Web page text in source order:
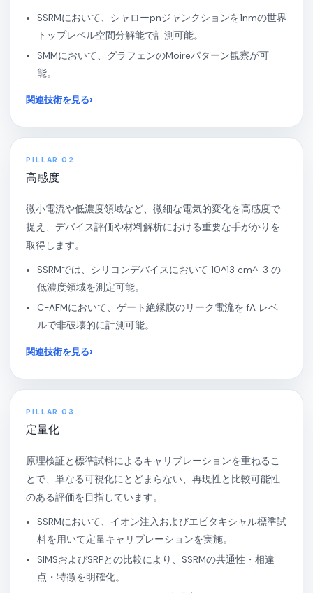
SSRMにおいて、シャローpnジャンクションを1nmの世界
トップレベル空間分解能で計測可能。
SMMにおいて、グラフェンのMoireパターン観察が可
能。
関連技術を見る
PILLAR 02
高感度
微小電流や低濃度領域など、微細な電気的変化を高感度で
捉え、デバイス評価や材料解析における重要な手がかりを
取得します。
SSRMでは、シリコンデバイスにおいて 10^13 cm^-3 の
低濃度領域を測定可能。
C-AFMにおいて、ゲート絶縁膜のリーク電流を fA レベ
ルで非破壊的に計測可能。
関連技術を見る
PILLAR 03
定量化
原理検証と標準試料によるキャリブレーションを重ねるこ
とで、単なる可視化にとどまらない、再現性と比較可能性
のある評価を目指しています。
SSRMにおいて、イオン注入およびエピタキシャル標準試
料を用いて定量キャリブレーションを実施。
SIMSおよびSRPとの比較により、SSRMの共通性・相違
点・特徴を明確化。